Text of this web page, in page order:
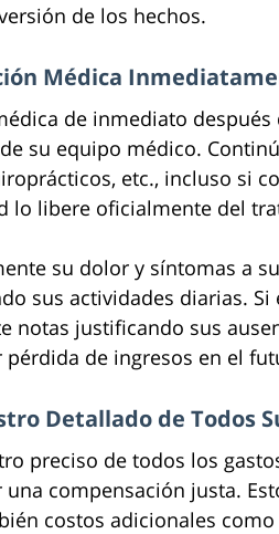
de los hechos.
Médica
de inmediato
su equipo médico.
etc., incluso si
lo libere oficialmente del
su dolor y síntomas a
sus actividades diarias.
notas justificando sus
de ingresos en el
Detallado de Todos
preciso de todos los
compensación justa.
costos adicionales